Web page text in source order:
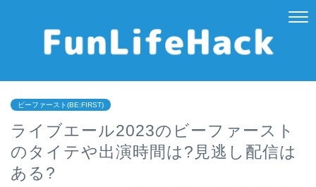
ビーファースト(BE:FIRST)
ライブエール2023のビーファースト
のタイテや出演時間は?見逃し配信は
ある?